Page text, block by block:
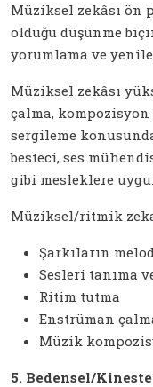
Müziksel zekâsı ön
olduğu düşünme
yorumlama ve
Müziksel zekâsı
çalma,
sergileme
besteci, ses
gibi mesleklere
Müziksel/ritmik
Şarkıların
Sesleri tanıma
Ritim tutma
Enstrüman
Müzik
5. Bedensel/